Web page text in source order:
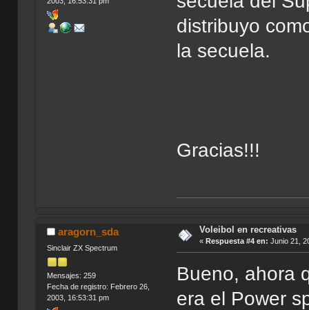
distribuyo
la secuela.
Gracias!!!
aragorn_sda
Sinclair ZX Spectrum
Mensajes: 259
Fecha de registro: Febrero 26,
2003, 16:53:31 pm
Voleibol en recreativas
« Respuesta #4 en: Junio 21,
Bueno, ahora
era el Power